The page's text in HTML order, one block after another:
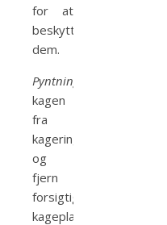
for at
beskytte
dem.
Pyntning:
kagen
fra
kageringen,
og
fjern
forsigtigt
kageplasten.